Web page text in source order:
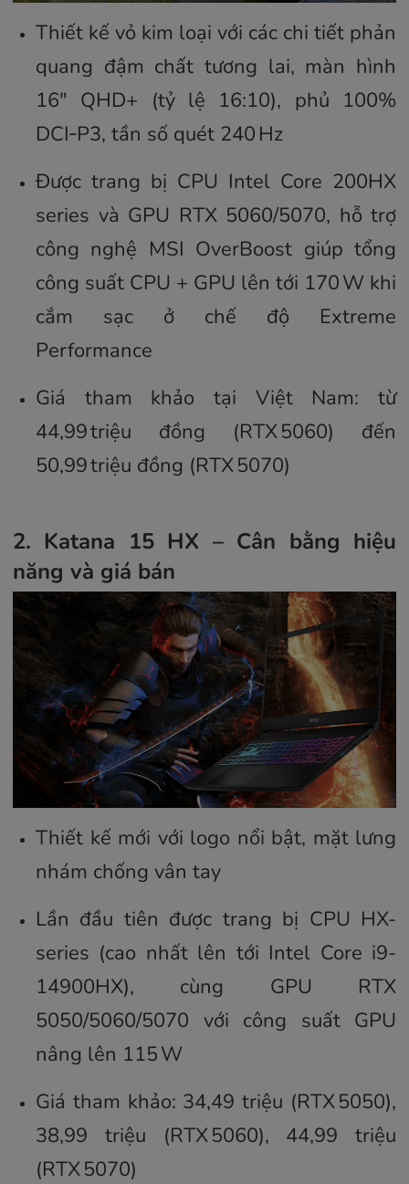
Thiết kế vỏ kim loại với các chi tiết phản
quang đậm chất tương lai, màn hình
16″ QHD+ (tỷ lệ 16:10), phủ 100%
DCI‑P3, tần số quét 240 Hz
Được trang bị CPU Intel Core 200HX
series và GPU RTX 5060/5070, hỗ trợ
công nghệ MSI OverBoost giúp tổng
công suất CPU + GPU lên tới 170 W khi
cắm sạc ở chế độ Extreme
Performance
Giá tham khảo tại Việt Nam: từ
44,99 triệu đồng (RTX 5060) đến
50,99 triệu đồng (RTX 5070)
2. Katana 15 HX – Cân bằng hiệu
năng và giá bán
Thiết kế mới với logo nổi bật, mặt lưng
nhám chống vân tay
Lần đầu tiên được trang bị CPU HX-
series (cao nhất lên tới Intel Core i9-
14900HX), cùng GPU RTX
5050/5060/5070 với công suất GPU
nâng lên 115 W
Giá tham khảo: 34,49 triệu (RTX 5050),
38,99 triệu (RTX 5060), 44,99 triệu
(RTX 5070)